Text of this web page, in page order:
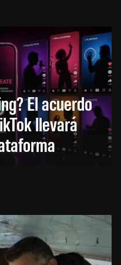
El acuerdo
llevará